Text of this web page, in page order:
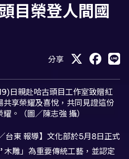
目榮登人間國
分享
台東 報導】文化部於5月8日正式
木雕」為重要傳統工藝，並認定